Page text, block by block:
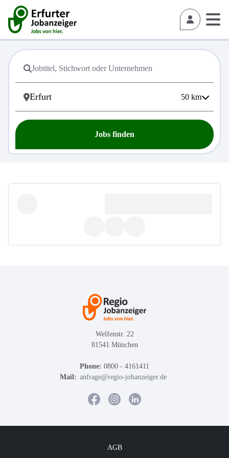
50 km
Jobs finden
Welfenstr. 22
81541 München
Phone: 0800 - 4161411
Mail: anfrage@regio-jobanzeiger.de
AGB